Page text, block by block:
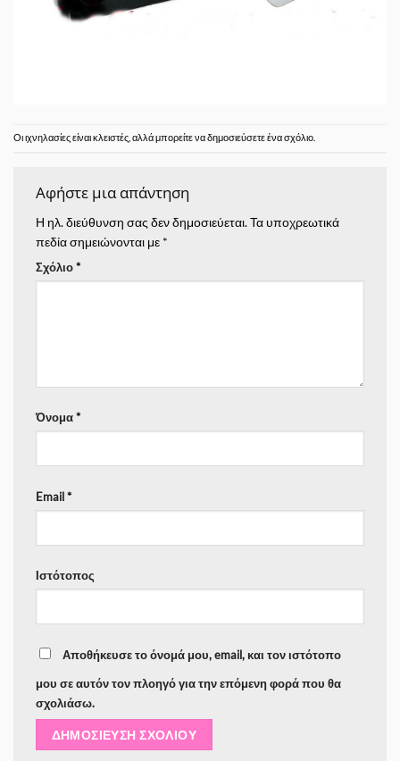
Οι ιχνηλασίες είναι κλειστές, αλλά μπορείτε να δημοσιεύσετεένα σχόλιο
Αφήστε μια απάντηση
Η ηλ. διεύθυνση σας δεν δημοσιεύεται.Τα υποχρεωτικά
πεδία σημειώνονται με *
Σχόλιο*
Όνομα*
Email*
Ιστότοπος
Αποθήκευσε το όνομά μου, email, και τον ιστότοπο
μου σε αυτόν τον πλοηγό για την επόμενη φορά που θα
σχολιάσω.